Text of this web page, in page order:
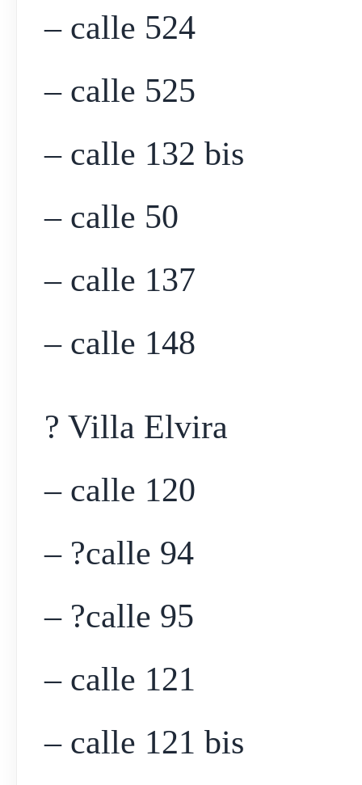
– calle 524
– calle 525
– calle 132 bis
– calle 50
– calle 137
– calle 148
? Villa Elvira
– calle 120
– ?calle 94
– ?calle 95
– calle 121
– calle 121 bis